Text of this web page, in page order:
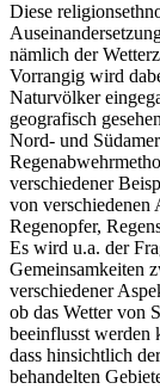
Diese
nämlich der
Vorrangig wird
Naturvölker
geografisch
Nord- und
verschiedener
von verschiedenen
Regenopfer,
Es wird u.a. der
Gemeinsamkeiten
verschiedener
ob das Wetter von
beeinflusst werden
dass hinsichtlich
behandelten